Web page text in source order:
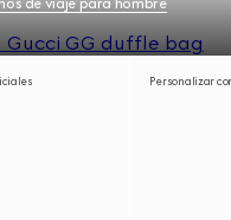
de viaje para hombre
Personalizar